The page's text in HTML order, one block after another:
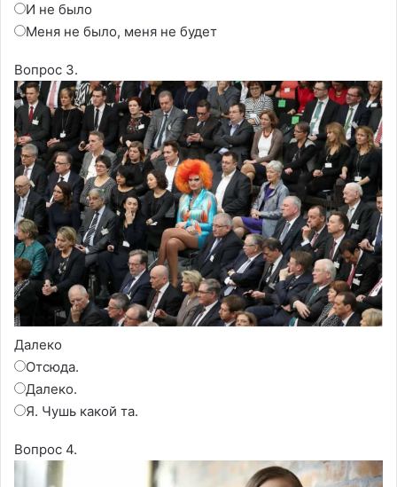
И не было
Меня не было, меня не будет
Вопрос 3.
Далеко
Отсюда.
Далеко.
Я. Чушь какой та.
Вопрос 4.